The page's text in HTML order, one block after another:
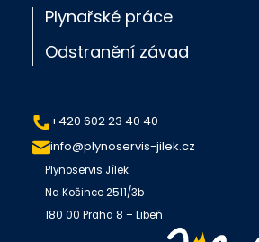
Plynařské práce
Odstranění závad
info@plynoservis-jilek.cz
+420 602 23 40 40
Plynoservis Jílek
Na Košince 2511/3b
180 00 Praha 8 – Libeň